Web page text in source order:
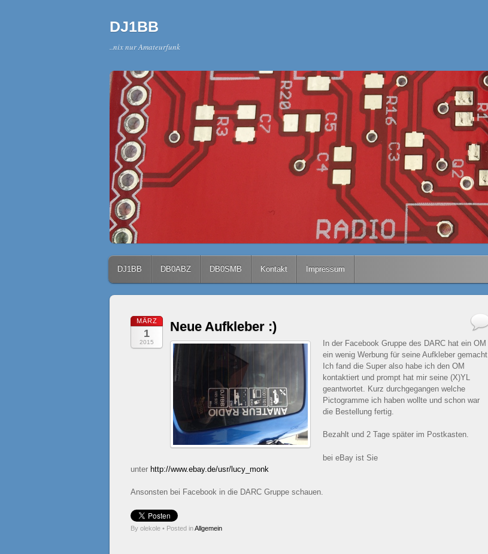
DJ1BB
..nix nur Amateurfunk
Main menu
Skip to content
DJ1BB DB0ABZ DB0SMB Kontakt Impressum
MÄRZ
1
2015
Neue Aufkleber :)
In der Facebook Gruppe des DARC hat ein OM
ein wenig Werbung für seine Aufkleber gemacht.
Ich fand die Super also habe ich den OM
kontaktiert und prompt hat mir seine (X)YL
geantwortet. Kurz durchgegangen welche
Pictogramme ich haben wollte und schon war
die Bestellung fertig.
Bezahlt und 2 Tage später im Postkasten.
bei eBay ist Sie
unter http://www.ebay.de/usr/lucy_monk
Ansonsten bei Facebook in die DARC Gruppe schauen.
By olekole • Posted inAllgemein